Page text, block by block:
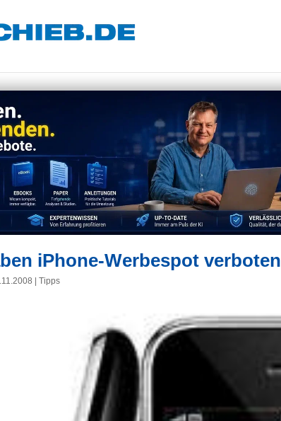
iPhone-Werbespot verboten
Tipps